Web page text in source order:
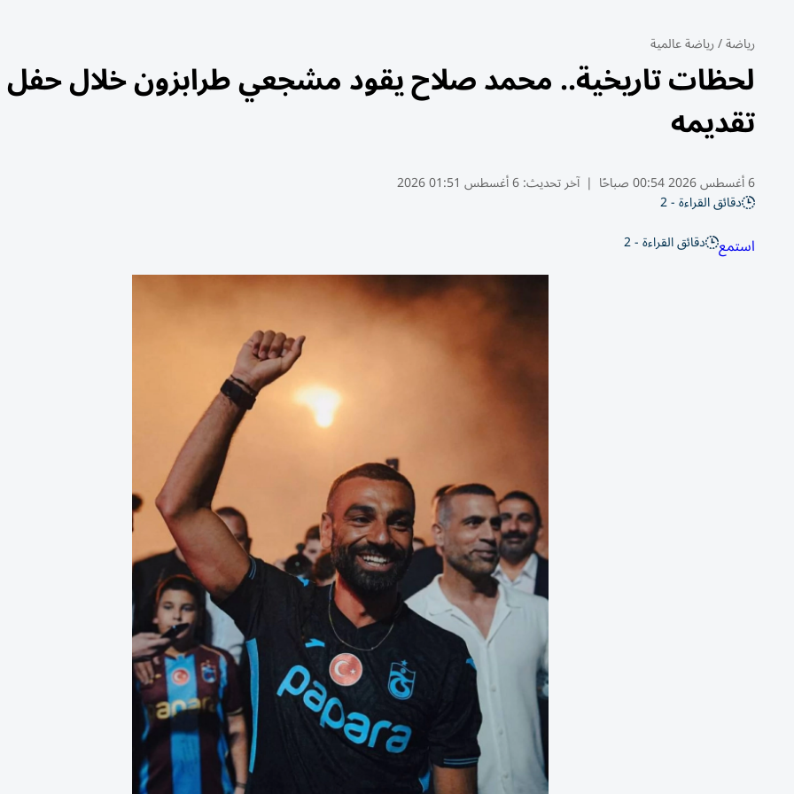
رياضة/رياضة عالمية
لحظات تاريخية.. محمد صلاح يقود مشجعي طرابزون خلال حفل
تقديمه
6 أغسطس 2026 00:54 صباحًا | آخر تحديث:6 أغسطس 01:51 2026
دقائق القراءة - 2
استمع دقائق القراءة - 2